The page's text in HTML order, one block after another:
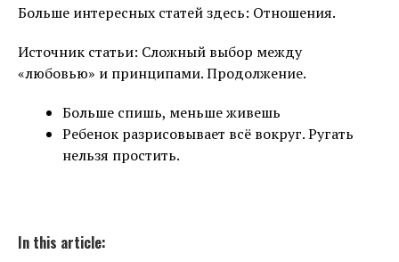
Больше интересных статей здесь: Отношения.
Источник статьи: Сложный выбор между
«любовью» и принципами. Продолжение.
Больше спишь, меньше живешь
Ребенок разрисовывает всё вокруг. Ругать
нельзя простить.
In this article: